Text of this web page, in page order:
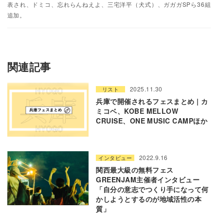
表され、ドミコ、忘れらんねえよ、三宅洋平（犬式）、ガガガSPら36組
追加。
関連記事
リスト 2025.11.30
兵庫で開催されるフェスまとめ | カ
ミコベ、KOBE MELLOW
CRUISE、ONE MUSIC CAMPほか
インタビュー 2022.9.16
関西最大級の無料フェス
GREENJAM主催者インタビュー
「自分の意志でつくり手になって何
かしようとするのが地域活性の本
質」